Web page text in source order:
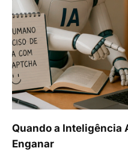
Quando a Inteligência
Enganar